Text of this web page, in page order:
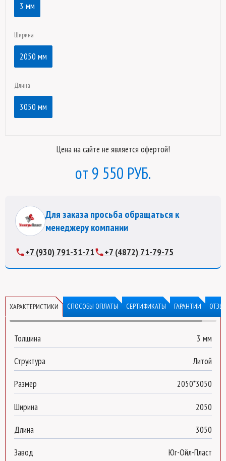
3 мм
Ширина
2050 мм
Длина
3050 мм
Цена на сайте не является офертой!
9 550 РУБ.
Для заказа просьба обращаться к
менеджеру компании
+7 (930) 791-31-71 +7 (4872) 71-79-75
ХАРАКТЕРИСТИКИ СПОСОБЫ ОПЛАТЫ СЕРТИФИКАТЫ ГАРАНТИИ
Толщина 3 мм
Структура Литой
Размер 2050*3050
Ширина 2050
Длина 3050
Завод Юг-Ойл-Пласт